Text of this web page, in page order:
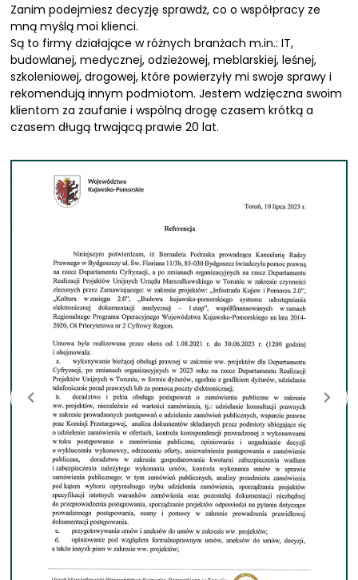
Zanim podejmiesz decyzję sprawdż, co o współpracy ze
mną myślą moi klienci.
Są to firmy działające w różnych branżach m.in.: IT,
budowlanej, medycznej, odzieżowej, meblarskiej, leśnej,
szkoleniowej, drogowej, które powierzyły mi swoje sprawy i
rekomendują innym podmiotom. Jestem wdzięczna swoim
klientom za zaufanie i wspólną drogę czasem krótką a
czasem długą trwającą prawie 20 lat.